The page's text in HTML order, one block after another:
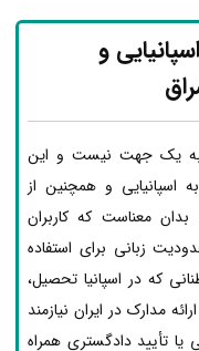
و
یک جهت نیست و این
و همچنین از
بدان معناست که کاربران
زبانی برای استفاده
که در اسپانیا تحصیل،
مدارک در ایران نیازمند
تأیید دادگستری همراه